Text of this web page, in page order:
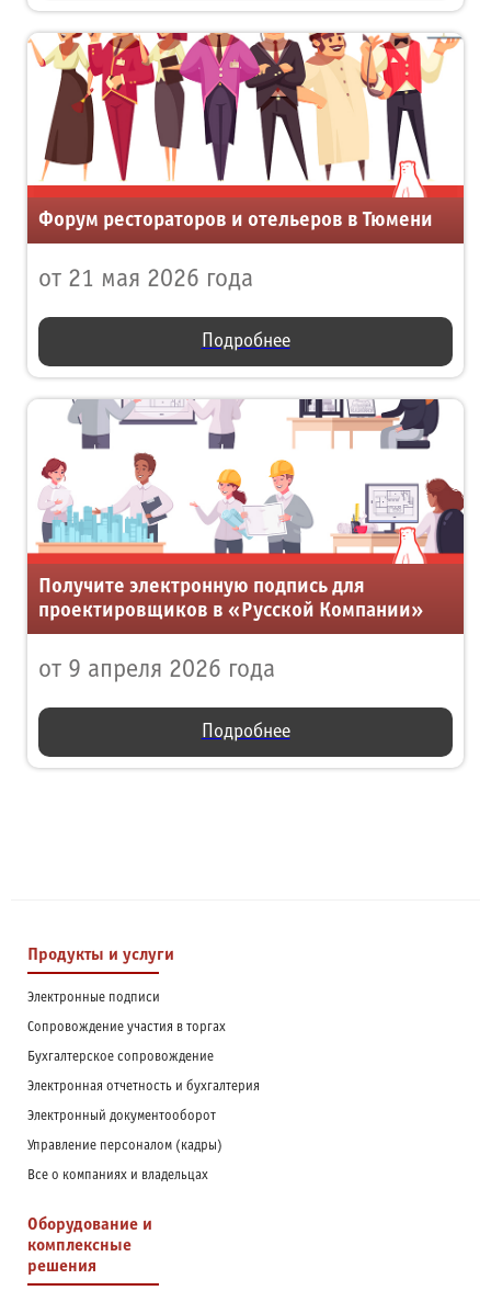
Форум рестораторов и отельеров в Тюмени
от 21 мая 2026 года
Подробнее
Получите электронную подпись для
проектировщиков в «Русской Компании»
от 9 апреля 2026 года
Подробнее
Продукты и услуги
Электронные подписи
Сопровождение участия в торгах
Бухгалтерское сопровождение
Электронная отчетность и бухгалтерия
Электронный документооборот
Управление персоналом (кадры)
Все о компаниях и владельцах
Оборудование и
комплексные
решения